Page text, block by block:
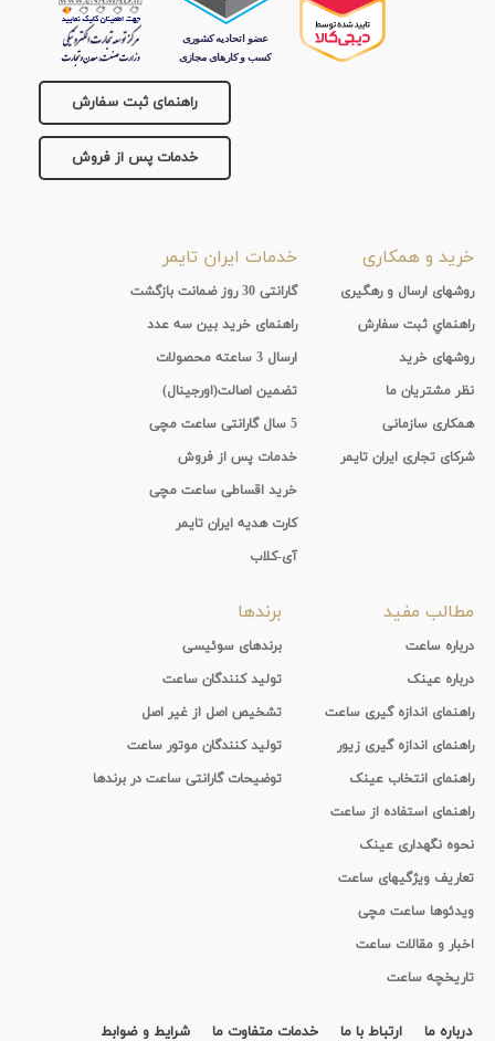
راهنمای ثبت سفارش
خدمات پس از فروش
خرید و همکاری
روشهای ارسال و رهگیری
راهنماي ثبت سفارش
روشهای خرید
نظر مشتریان ما
همکاری سازمانی
شرکای تجاری ایران تایمر
خدمات ایران تایمر
گارانتی 30 روز ضمانت بازگشت
راهنمای خرید بین سه عدد
ارسال 3 ساعته محصولات
تضمین اصالت(اورجینال)
5 سال گارانتی ساعت مچی
خدمات پس از فروش
خرید اقساطی ساعت مچی
کارت هدیه ایران تایمر
آی-کلاب
مطالب مفید
درباره ساعت
درباره عینک
راهنمای اندازه گیری ساعت
راهنمای اندازه گیری زیور
راهنمای انتخاب عینک
راهنمای استفاده از ساعت
نحوه نگهداری عینک
تعاریف ویژگیهای ساعت
ویدئوها ساعت مچی
اخبار و مقالات ساعت
تاریخچه ساعت
برندها
برندهای سوئیسی
تولید کنندگان ساعت
تشخیص اصل از غیر اصل
تولید کنندگان موتور ساعت
توضیحات گارانتی ساعت در برندها
درباره ما ارتباط با ما خدمات متفاوت ما شرایط و ضوابط